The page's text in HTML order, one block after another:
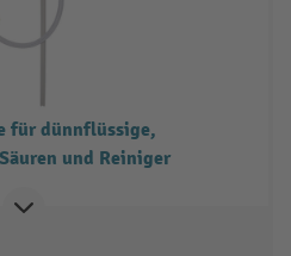
für dünnflüssige,
und Reiniger